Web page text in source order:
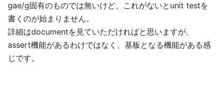
gae/g固有のものでは無いけど、これがないとunit testを
書くのが始まりません。
詳細はdocumentを見ていただければと思いますが、
assert機能があるわけではなく、基板となる機能がある感
じです。